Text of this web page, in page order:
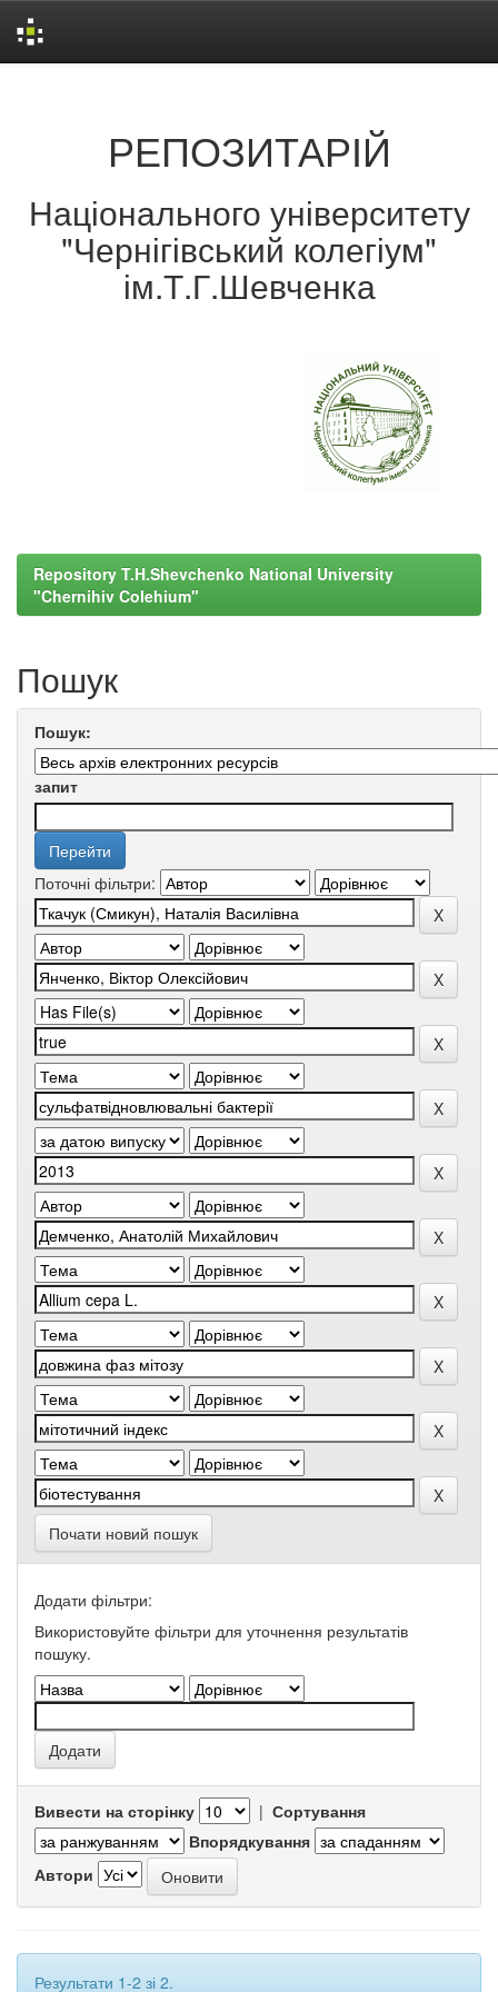
РЕПОЗИТАРІЙ
Національного університету
"Чернігівський колегіум"
ім.Т.Г.Шевченка
Repository T.H.Shevchenko National University
"Chernihiv Colehium"
Пошук
Пошук:
запит
Поточні фільтри:
Почати новий пошук
Додати фільтри:
Використовуйте фільтри для уточнення результатів
пошуку.
Вивести на сторінку | Сортування
Впорядкування
Автори
Результати 1-2 зі 2.